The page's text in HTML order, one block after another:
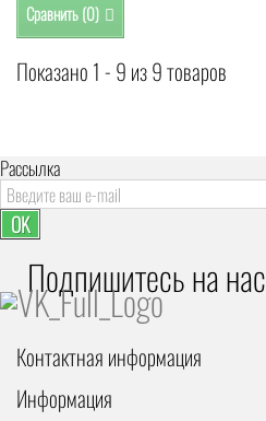
Сравнить (0)
Показано 1 - 9 из 9 товаров
Рассылка
OK
Подпишитесь на наc
Контактная информация
Информация